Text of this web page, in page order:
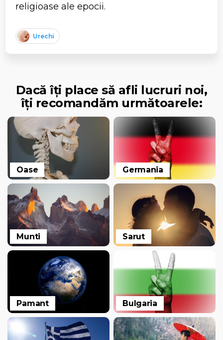
religioase ale epocii.
Urechi
Dacă îți place să afli lucruri noi,
îți recomandăm următoarele:
Oase Germania
Munti Sarut
Pamant Bulgaria